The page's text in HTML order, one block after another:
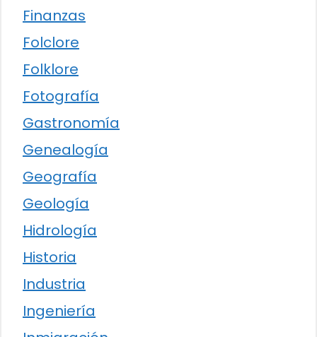
Finanzas
Folclore
Folklore
Fotografía
Gastronomía
Genealogía
Geografía
Geología
Hidrología
Historia
Industria
Ingeniería